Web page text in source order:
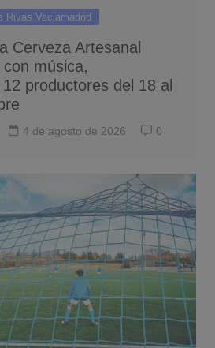
Rivas Vaciamadrid
Cerveza Artesanal
música,
productores del 18 al
4 de agosto de 2026 0